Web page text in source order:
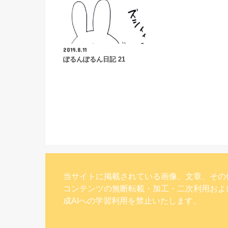
2019.8.11
ぽるんぽるん日記 21
当サイトに掲載されている画像、文章、その
コンテンツの無断転載・加工・二次利用およ
成AIへの学習利用を禁止いたします。